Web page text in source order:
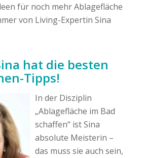
für noch mehr Ablagefläche
von Living-Expertin Sina
hat die besten
Tipps!
In der Disziplin
„Ablagefläche im Bad
schaffen“ ist Sina
absolute Meisterin –
das muss sie auch sein,